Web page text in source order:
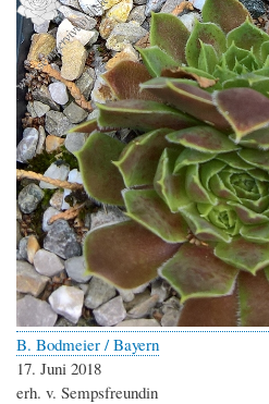
B. Bodmeier / Bayern
17. Juni 2018
erh. v. Sempsfreundin